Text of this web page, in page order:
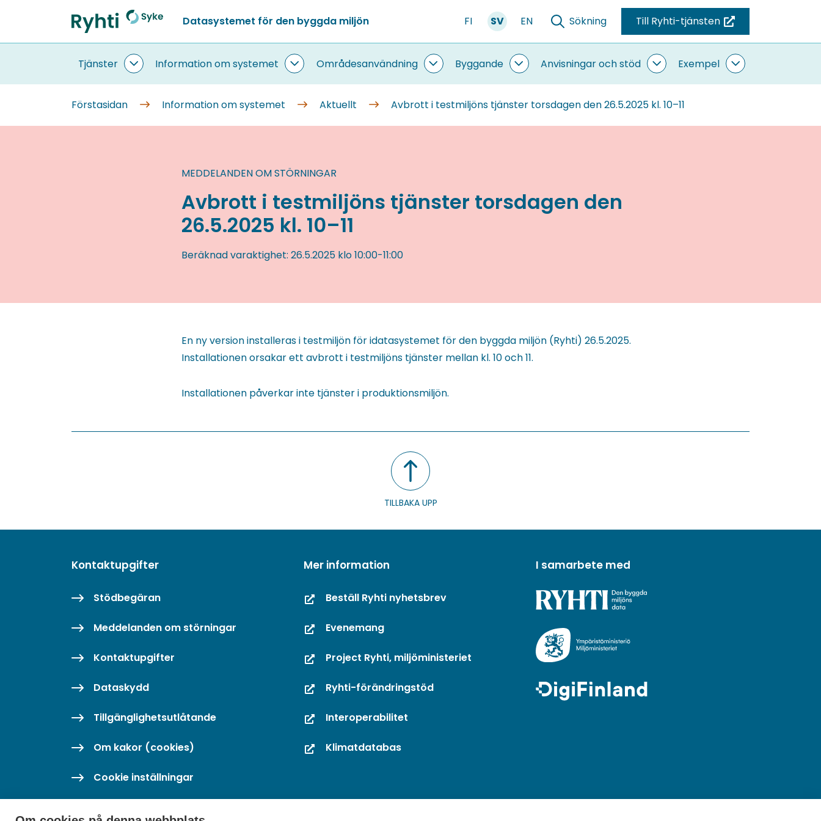
till
innehållet
Förstasidan
Datasystemet för den byggda miljön FI SV EN Sökning Till Ryhti-tjänsten
(du
blir
omdirigerad
Tjänster
Tjänster
undersidor
Information om systemet
Information
om
undersidor
Områdesanvändning
Områdesanvändning
undersidor
Byggande
Byggande
undersidor
Anvisningar och stöd
Anvisningar
och
undersidor
Exempel
Exempel
undersidor
Förstasidan
Information om systemet Aktuellt Avbrott i testmiljöns tjänster torsdagen den 26.5.2025 kl. 10–11
MEDDELANDEN OM STÖRNINGAR
Avbrott i testmiljöns tjänster torsdagen den
26.5.2025 kl. 10–11
Beräknad varaktighet: 26.5.2025 klo 10:00-11:00
En ny version installeras i testmiljön för idatasystemet för den byggda miljön (Ryhti) 26.5.2025.
Installationen orsakar ett avbrott i testmiljöns tjänster mellan kl. 10 och 11.
Installationen påverkar inte tjänster i produktionsmiljön.
TILLBAKA UPP
Kontaktupgifter
Stödbegäran
Meddelanden om störningar
Kontaktupgifter
Dataskydd
Tillgänglighetsutlåtande
Om kakor (cookies)
Cookie inställningar
Mer information
Beställ Ryhti nyhetsbrev
Evenemang
Project Ryhti, miljöministeriet
Ryhti-förändringstöd
Interoperabilitet
Klimatdatabas
I samarbete med